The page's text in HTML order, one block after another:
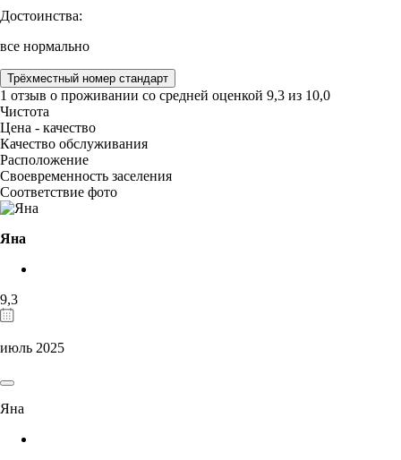
Достоинства:
все нормально
Трёхместный номер стандарт
1 отзыв о проживании со средней оценкой 9,3 из 10,0
Чистота
Цена - качество
Качество обслуживания
Расположение
Своевременность заселения
Соответствие фото
Яна
9,3
июль 2025
Яна